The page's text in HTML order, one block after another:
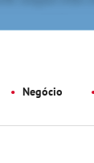
Negócio